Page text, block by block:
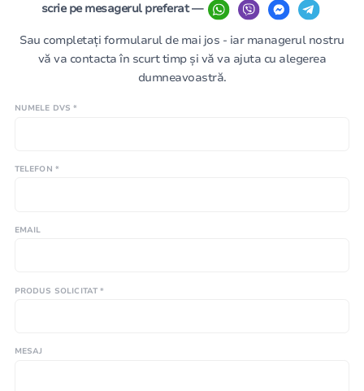
scrie pe mesagerul preferat —
Sau completați formularul de mai jos - iar managerul nostru
vă va contacta în scurt timp și vă va ajuta cu alegerea
dumneavoastră.
NUMELE DVS *
TELEFON *
EMAIL
PRODUS SOLICITAT *
MESAJ